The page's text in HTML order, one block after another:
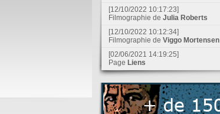
[12/10/2022 10:17:23]
Filmographie de Julia Roberts
[12/10/2022 10:12:34]
Filmographie de Viggo Mortensen
[02/06/2021 14:19:25]
Page Liens